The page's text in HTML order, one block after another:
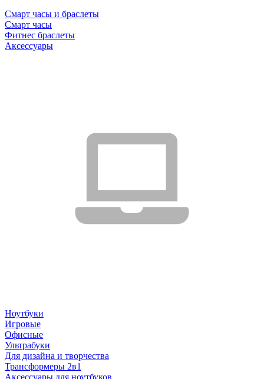
Смарт часы и браслеты
Смарт часы
Фитнес браслеты
Аксессуары
Ноутбуки
Игровые
Офисные
Ультрабуки
Для дизайна и творчества
Трансформеры 2в1
Аксессуары для ноутбуков